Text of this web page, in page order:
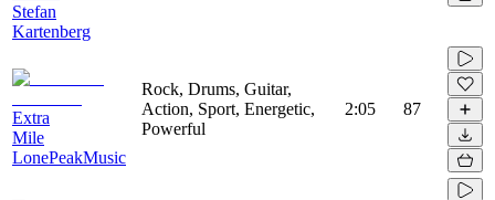
Stefan
Kartenberg
Extra
Mile
LonePeakMusic
Rock, Drums, Guitar,
Action, Sport, Energetic,
Powerful
2:05 87